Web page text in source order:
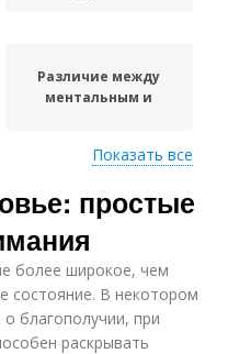
Различие между
ментальным и
психического
Проблемы с
ментальным или
Показать все
простые
более широкое, чем
состояние. В некотором
благополучии, при
раскрывать